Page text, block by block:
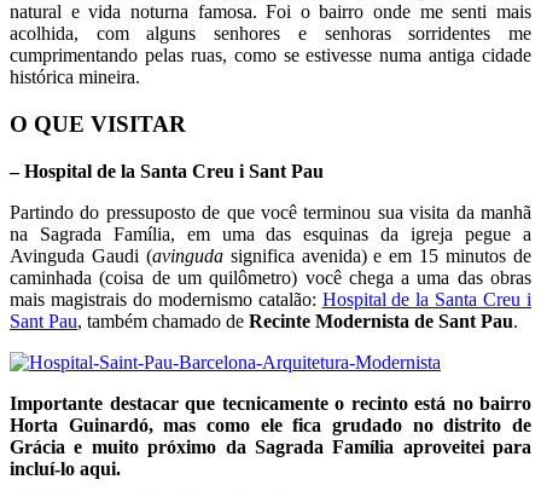
natural e vida noturna famosa. Foi o bairro onde me senti mais
acolhida, com alguns senhores e senhoras sorridentes me
cumprimentando pelas ruas, como se estivesse numa antiga cidade
histórica mineira.
O QUE VISITAR
– Hospital de la Santa Creu i Sant Pau
Partindo do pressuposto de que você terminou sua visita da manhã
na Sagrada Família, em uma das esquinas da igreja pegue a
Avinguda Gaudi (avingudasignifica avenida) e em 15 minutos de
caminhada (coisa de um quilômetro) você chega a uma das obras
mais magistrais do modernismo catalão: Hospital de la Santa Creu i
Sant Pau, também chamado de Recinte Modernista de Sant Pau.
Importante destacar que tecnicamente o recinto está no bairro
Horta Guinardó, mas como ele fica grudado no distrito de
Grácia e muito próximo da Sagrada Família aproveitei para
incluí-lo aqui.